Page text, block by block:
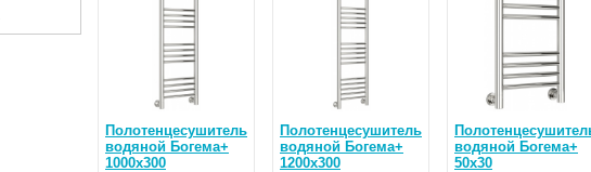
Полотенцесушитель
водяной Богема+
1000x300
Полотенцесушитель
водяной Богема+
1200x300
водяной Богема+
50x30